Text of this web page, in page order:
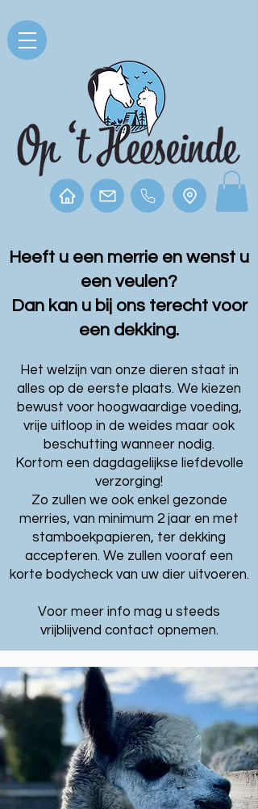
Heeft u een merrie en wenst u
een veulen?
Dan kan u bij ons terecht voor
een dekking.
Het welzijn van onze dieren staat in
alles op de eerste plaats. We kiezen
bewust voor hoogwaardige voeding,
vrije uitloop in de weides maar ook
beschutting wanneer nodig.
Kortom een dagdagelijkse liefdevolle
verzorging!
Zo zullen we ook enkel gezonde
merries, van minimum 2 jaar en met
stamboekpapieren, ter dekking
accepteren. We zullen vooraf een
korte bodycheck van uw dier uitvoeren.
Voor meer info mag u steeds
vrijblijvend contact opnemen.